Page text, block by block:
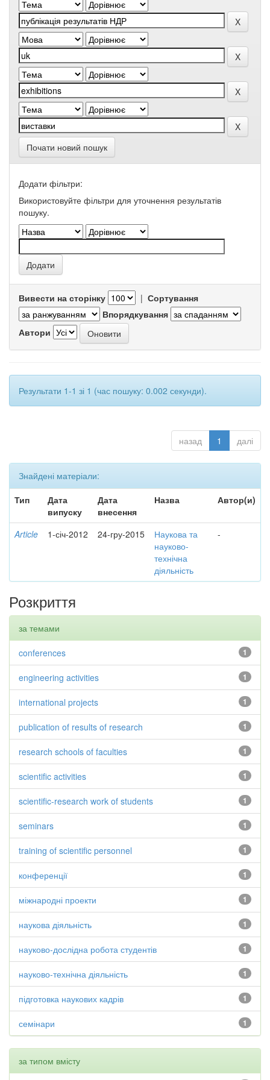
Почати новий пошук
Додати фільтри:
Використовуйте фільтри для уточнення результатів
пошуку.
Вивести на сторінку | Сортування
Впорядкування
Автори
Результати 1-1 зі 1 (час пошуку: 0.002 секунди).
назад 1 далі
Знайдені матеріали:
Тип
Дата
випуску
Дата
внесення
Назва Автор(и)
Article 1-січ-2012 24-гру-2015
Наукова та
науково-
технічна
діяльність
-
Розкриття
за темами
1
conferences
1
engineering activities
1
international projects
1
publication of results of research
1
research schools of faculties
1
scientific activities
1
scientific-research work of students
1
seminars
1
training of scientific personnel
1
конференції
1
міжнародні проекти
1
наукова діяльність
1
науково-дослідна робота студентів
1
науково-технічна діяльність
1
підготовка наукових кадрів
1
семінари
за типом вмісту